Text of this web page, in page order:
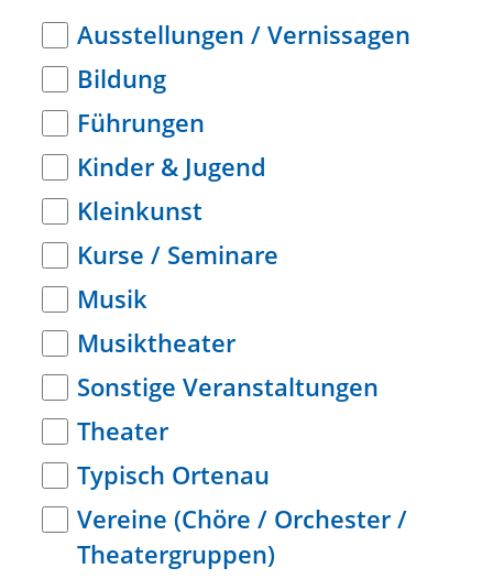
Ausstellungen / Vernissagen
Bildung
Führungen
Kinder & Jugend
Kleinkunst
Kurse / Seminare
Musik
Musiktheater
Sonstige Veranstaltungen
Theater
Typisch Ortenau
Vereine (Chöre / Orchester /
Theatergruppen)